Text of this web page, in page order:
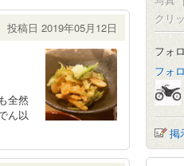
投稿日 2019年05月12日
全然
ん以
クリ
フォ
フォ
掲